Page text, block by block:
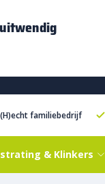
(H)echt familiebedrijf
& Klinkers